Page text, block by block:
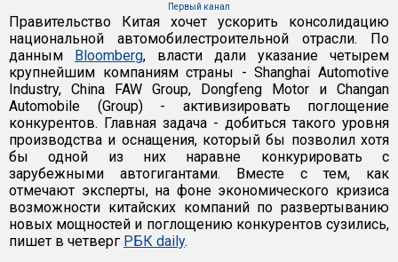
Первый канал
Правительство Китая хочет ускорить консолидацию
национальной автомобилестроительной отрасли. По
данным Bloomberg, власти дали указание четырем
крупнейшим компаниям страны - Shanghai Automotive
Industry, China FAW Group, Dongfeng Motor и Changan
Automobile (Group) - активизировать поглощение
конкурентов. Главная задача - добиться такого уровня
производства и оснащения, который бы позволил хотя
бы одной из них наравне конкурировать с
зарубежными автогигантами. Вместе с тем, как
отмечают эксперты, на фоне экономического кризиса
возможности китайских компаний по развертыванию
новых мощностей и поглощению конкурентов сузились,
пишет в четверг РБК daily.